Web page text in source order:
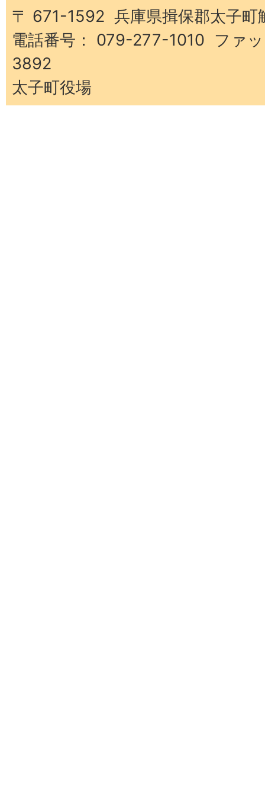
町
〒 671-1592 兵庫県揖保郡太子町
電話番号： 079-277-1010 ファ
3892
太子町役場